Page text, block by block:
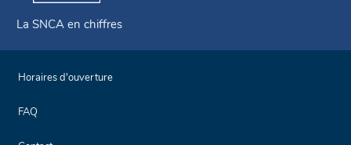
La SNCA en chiffres
Horaires d'ouverture
FAQ